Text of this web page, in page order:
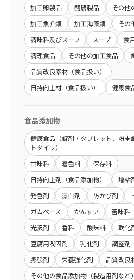
加工卵製品 酪農製品 その他
加工魚介類 加工海藻類 その
調味料及びスープ スープ 食
調理食品 その他の加工食品
品質改良素材（食品扱い）
日持向上材（食品扱い） 健康食
食品添加物
健康食品（錠剤・タブレット、粉末
トタイプ）
甘味料 着色料 保存料
日持向上剤（食品添加物） 増粘
発色剤 漂白剤 防かび剤
ガムベース かんすい 苦味料
光沢剤 香料 酸味料 軟化
豆腐用凝固剤 乳化剤 調整剤
膨張剤 栄養強化剤 品質改良
その他の食品添加物（製造用剤など）